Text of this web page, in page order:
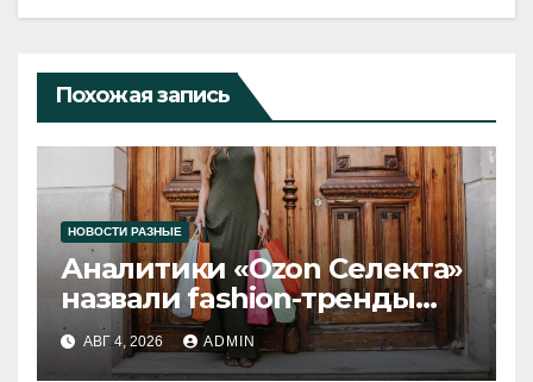
Похожая запись
НОВОСТИ РАЗНЫЕ
Аналитики «Ozon Селекта»
назвали fashion-тренды
2026 года
АВГ 4, 2026 ADMIN